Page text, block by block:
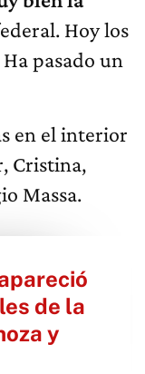
Hoy los
pasado un
en el interior
Cristina,
Massa.
de la
y